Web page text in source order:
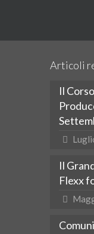
Articoli
Il
Il
Flexx